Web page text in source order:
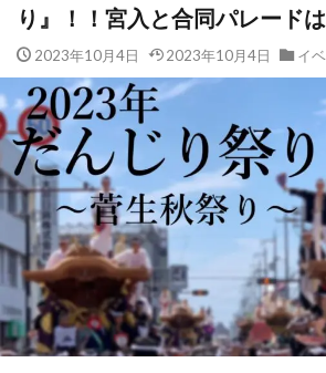
り』！！宮入と合同パレード
2023年10月4日 2023年10月4日 イ